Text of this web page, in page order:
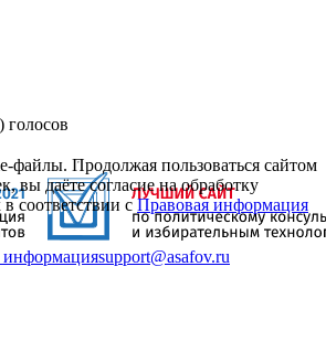
голосов
файлы. Продолжая пользоваться сайтом
вы даёте согласие на обработку
соответствии сПравовая информация
информацияsupport@asafov.ru